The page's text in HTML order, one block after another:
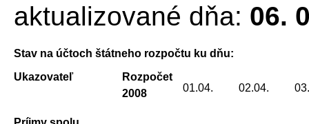
aktualizované dňa: 06.
Stav na účtoch štátneho rozpočtu ku dňu:
Ukazovateľ
Rozpočet
2008
01.04. 02.04.